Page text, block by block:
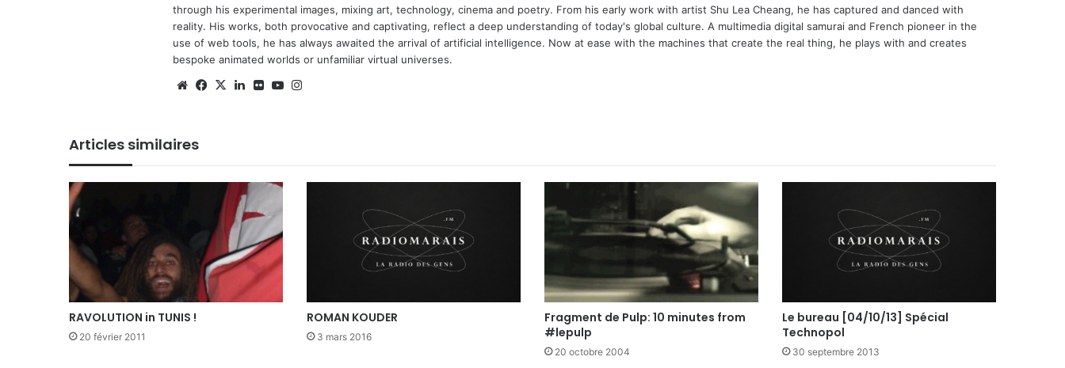
through his experimental images, mixing art, technology, cinema and poetry. From his early work with artist Shu Lea Cheang, he has captured and danced with
reality. His works, both provocative and captivating, reflect a deep understanding of today's global culture. A multimedia digital samurai and French pioneer in the
use of web tools, he has always awaited the arrival of artificial intelligence. Now at ease with the machines that create the real thing, he plays with and creates
bespoke animated worlds or unfamiliar virtual universes.
WebsiteFacebook
X Linkedin
FlickrYouTube
Articles similaires
RAVOLUTION in TUNIS !
20 février 2011
ROMAN KOUDER
3 mars 2016
Fragment de Pulp: 10 minutes from
#lepulp
20 octobre 2004
Le bureau [04/10/13] Spécial
Technopol
30 septembre 2013